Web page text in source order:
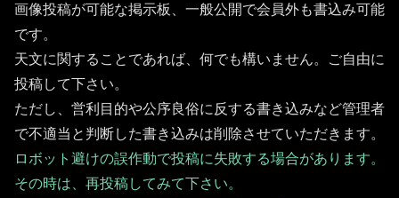
画像投稿が可能な掲示板、一般公開で会員外も書込み可能
です。
天文に関することであれば、何でも構いません。ご自由に
投稿して下さい。
ただし、営利目的や公序良俗に反する書き込みなど管理者
で不適当と判断した書き込みは削除させていただきます。
ロボット避けの誤作動で投稿に失敗する場合があります。
その時は、再投稿してみて下さい。